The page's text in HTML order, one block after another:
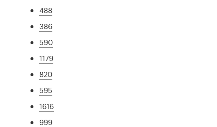
488
386
590
1179
820
595
1616
999